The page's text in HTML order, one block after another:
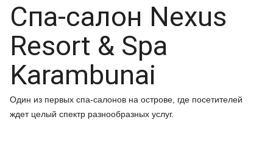
Спа-салон Nexus
Resort & Spa
Karambunai
Один из первых спа-салонов на острове, где посетителей
ждет целый спектр разнообразных услуг.